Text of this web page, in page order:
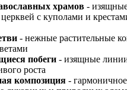
храмов -
с куполами и
- нежные растительные
побеги - изящные
роста
композиция - гармоничное